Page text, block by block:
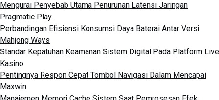
Mengurai Penyebab Utama Penurunan Latensi Jaringan
Pragmatic Play
Perbandingan Efisiensi Konsumsi Daya Baterai Antar Versi
Mahjong Ways
Standar Kepatuhan Keamanan Sistem Digital Pada Platform Live
Kasino
Pentingnya Respon Cepat Tombol Navigasi Dalam Mencapai
Maxwin